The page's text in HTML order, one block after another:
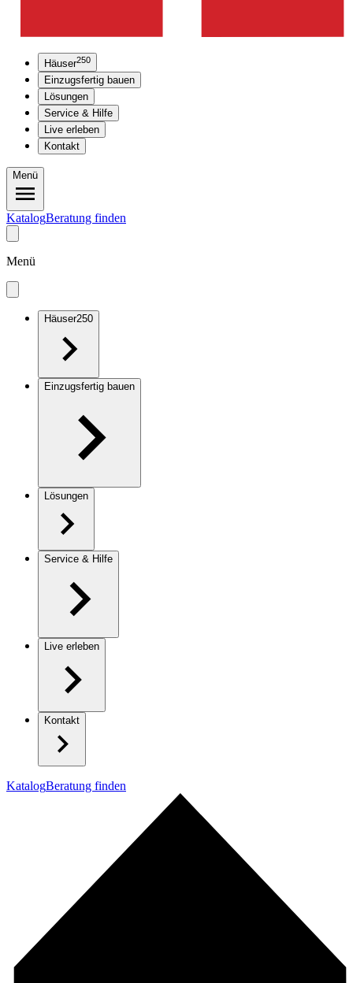
Häuser250
Einzugsfertig bauen
Lösungen
Service & Hilfe
Live erleben
Kontakt
Menü
KatalogBeratung finden
Menü
Häuser250
Einzugsfertig bauen
Lösungen
Service & Hilfe
Live erleben
Kontakt
KatalogBeratung finden